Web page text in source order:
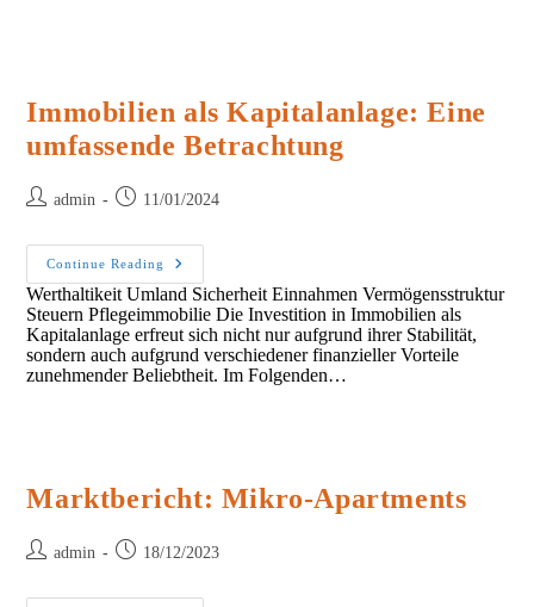
Immobilien als Kapitalanlage: Eine
umfassende Betrachtung
Postadmin
Post 11/01/2024
Continue Reading
Immobilien
Als
Kapitalanlage:
Eine
Umfassende
Betrachtung
Werthaltikeit Umland Sicherheit Einnahmen Vermögensstruktur
Steuern Pflegeimmobilie Die Investition in Immobilien als
Kapitalanlage erfreut sich nicht nur aufgrund ihrer Stabilität,
sondern auch aufgrund verschiedener finanzieller Vorteile
zunehmender Beliebtheit. Im Folgenden…
Marktbericht: Mikro-Apartments
Postadmin
Post 18/12/2023